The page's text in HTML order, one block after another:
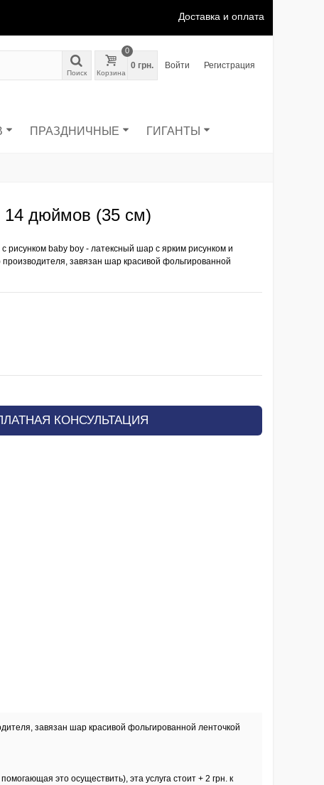
Доставка и оплата
Поиск Корзина
0
0 грн. Войти Регистрация
ПРАЗДНИЧНЫЕ ГИГАНТЫ
дюймов (35 см)
рисунком baby boy - латексный шар с ярким рисунком и
завязан шар красивой фольгированной
КОНСУЛЬТАЦИЯ
завязан шар красивой фольгированной ленточкой
это осуществить), эта услуга стоит + 2 грн. к